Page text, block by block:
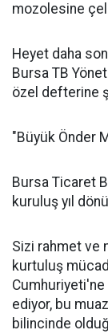
mozolesine
Heyet daha
Bursa TB
özel defterine
"Büyük Önder
Bursa Ticaret
kuruluş yıl
Sizi rahmet ve
kurtuluş
ediyor, bu
bilincinde